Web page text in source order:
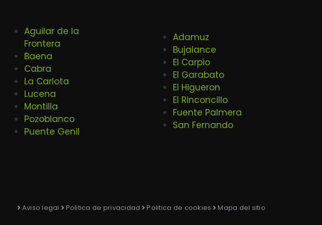
Aguilar de la
Frontera
Baena
Cabra
La Carlota
Lucena
Montilla
Pozoblanco
Puente Genil
Adamuz
Bujalance
El Carpio
El Garabato
El Higueron
El Rinconcillo
Fuente Palmera
San Fernando
Aviso legal Politica de privacidad Politica de cookies Mapa del sitio